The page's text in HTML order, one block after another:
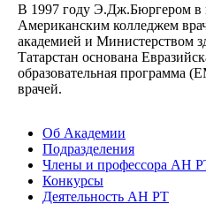
В 1997 году Э.Дж.Бюргером в
Американским колледжем
академией и Министерством
Татарстан основана
образовательная программа
врачей.
Об Академии
Подразделения
Члены и профессора АН
Конкурсы
Деятельность АН РТ